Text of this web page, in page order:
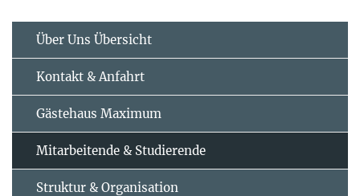
Über Uns Übersicht
Kontakt & Anfahrt
Gästehaus Maximum
Mitarbeitende & Studierende
Struktur & Organisation